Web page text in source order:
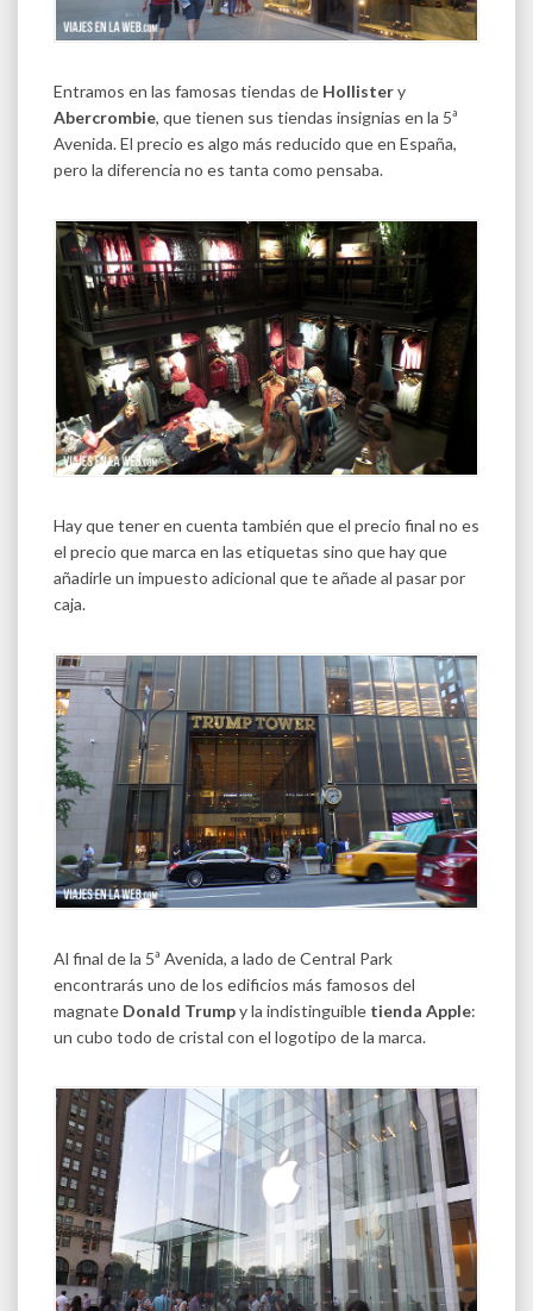
Entramos en las famosas tiendas de Hollistery
Abercrombie, que tienen sus tiendas insignias en la 5ª
Avenida. El precio es algo más reducido que en España,
pero la diferencia no es tanta como pensaba.
Hay que tener en cuenta también que el precio final no es
el precio que marca en las etiquetas sino que hay que
añadirle un impuesto adicional que te añade al pasar por
caja.
Al final de la 5ª Avenida, a lado de Central Park
encontrarás uno de los edificios más famosos del
magnate Donald Trumpy la indistinguible tienda Apple:
un cubo todo de cristal con el logotipo de la marca.